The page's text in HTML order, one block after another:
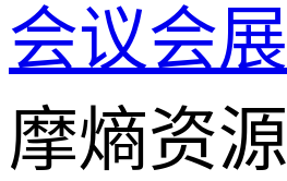
会议会展
摩熵资源